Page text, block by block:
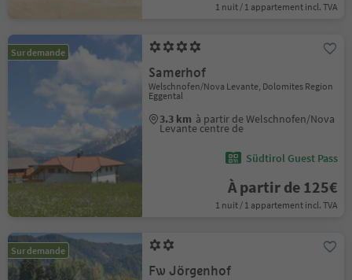
1 nuit / 1 appartement incl. TVA
Sur demande
Samerhof
Welschnofen/Nova Levante, Dolomites Region
Eggental
3.3 km à partir de Welschnofen/Nova
Levante centre de
Südtirol Guest Pass
À partir de 125€
1 nuit / 1 appartement incl. TVA
Sur demande
Fw Jörgenhof